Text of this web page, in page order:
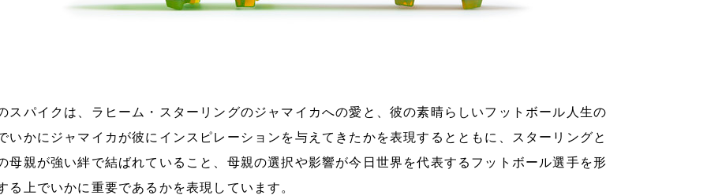
スパイクは、ラヒーム・スターリングのジャマイカへの愛と、彼の素晴らしいフットボール人生の
いかにジャマイカが彼にインスピレーションを与えてきたかを表現するとともに、スターリングと
母親が強い絆で結ばれていること、母親の選択や影響が今日世界を代表するフットボール選手を形
る上でいかに重要であるかを表現しています。